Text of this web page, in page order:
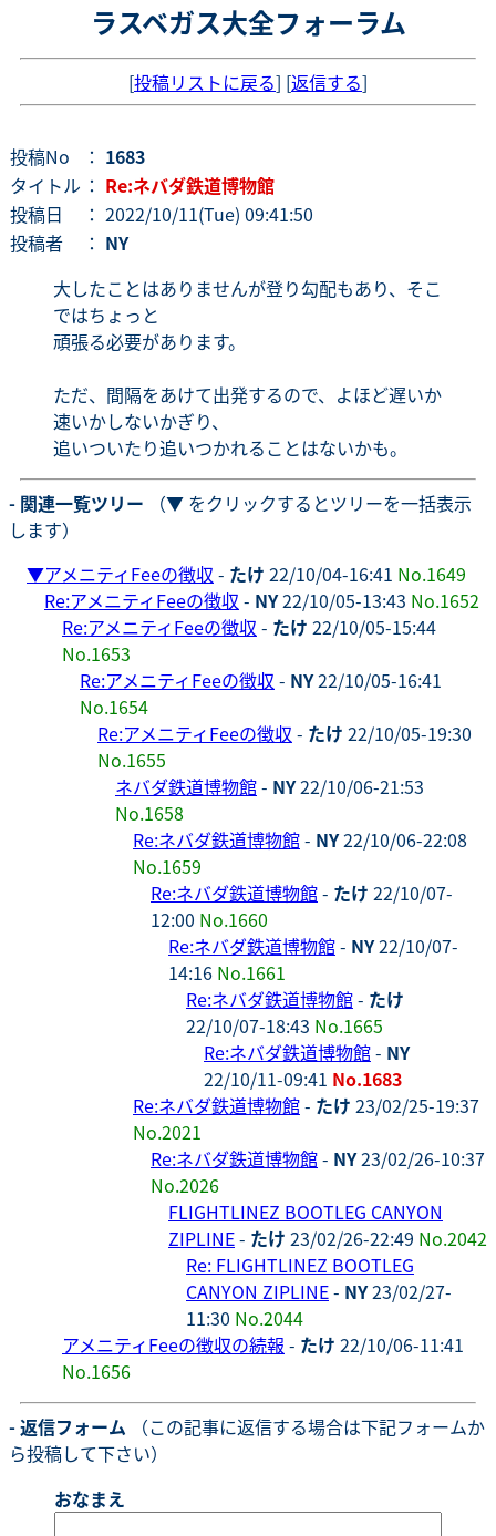
ラスベガス大全フォーラム
[投稿リストに戻る] [返信する]
投稿No ： 1683
タイトル ： Re:ネバダ鉄道博物館
投稿日
： 2022/10/11(Tue) 09:41:50
投稿者
： NY
大したことはありませんが登り勾配もあり、そこ
ではちょっと
頑張る必要があります。
ただ、間隔をあけて出発するので、よほど遅いか
速いかしないかぎり、
追いついたり追いつかれることはないかも。
- 関連一覧ツリー （▼ をクリックするとツリーを一括表示
します）
▼アメニティFeeの徴収 - たけ 22/10/04-16:41 No.1649
Re:アメニティFeeの徴収 - NY22/10/05-13:43 No.1652
Re:アメニティFeeの徴収 - たけ 22/10/05-15:44
No.1653
Re:アメニティFeeの徴収 - NY22/10/05-16:41
No.1654
Re:アメニティFeeの徴収 - たけ 22/10/05-19:30
No.1655
ネバダ鉄道博物館- NY22/10/06-21:53
No.1658
Re:ネバダ鉄道博物館- NY22/10/06-22:08
No.1659
Re:ネバダ鉄道博物館- たけ 22/10/07-
12:00 No.1660
Re:ネバダ鉄道博物館- NY22/10/07-
14:16 No.1661
Re:ネバダ鉄道博物館- たけ
22/10/07-18:43 No.1665
Re:ネバダ鉄道博物館- NY
22/10/11-09:41 No.1683
Re:ネバダ鉄道博物館- たけ 23/02/25-19:37
No.2021
Re:ネバダ鉄道博物館- NY23/02/26-10:37
No.2026
FLIGHTLINEZ BOOTLEG CANYON
ZIPLINE- たけ 23/02/26-22:49 No.2042
Re: FLIGHTLINEZ BOOTLEG
CANYON ZIPLINE- NY23/02/27-
11:30 No.2044
アメニティFeeの徴収の続報 - たけ 22/10/06-11:41
No.1656
- 返信フォーム （この記事に返信する場合は下記フォームか
ら投稿して下さい）
おなまえ